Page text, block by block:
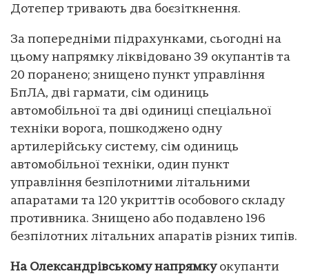
Дотепер тривають два боєзіткнення.
За попередніми підрахунками, сьогодні на
цьому напрямку ліквідовано 39 окупантів та
20 поранено; знищено пункт управління
БпЛА, дві гармати, сім одиниць
автомобільної та дві одиниці спеціальної
техніки ворога, пошкоджено одну
артилерійську систему, сім одиниць
автомобільної техніки, один пункт
управління безпілотними літальними
апаратами та 120 укриттів особового складу
противника. Знищено або подавлено 196
безпілотних літальних апаратів різних типів.
На Олександрівському напрямкуокупанти